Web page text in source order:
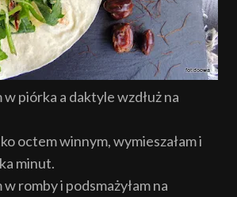
w piórka a daktyle wzdłuż na
octem winnym, wymieszałam i
minut.
romby i podsmażyłam na